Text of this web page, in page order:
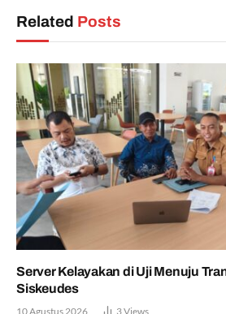
Related Posts
Server Kelayakan di Uji Menuju
Siskeudes
10 Agustus 2026 3Views